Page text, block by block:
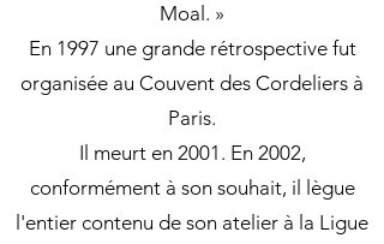
Moal. »
En 1997 une grande rétrospective fut
organisée au Couvent des Cordeliers à
Paris.
Il meurt en 2001. En 2002,
conformément à son souhait, il lègue
l'entier contenu de son atelier à la Ligue